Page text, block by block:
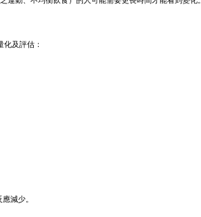
及評估：
減少。